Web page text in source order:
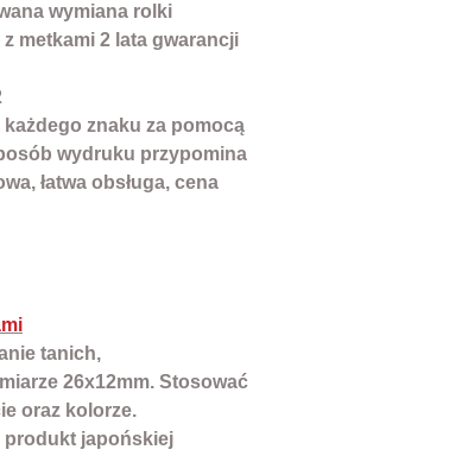
wymiana rolki
metkami 2 lata gwarancji
znaku za pomocą
wydruku przypomina
łatwa obsługa, cena
tanich,
26x12mm. Stosować
oraz kolorze.
produkt japońskiej